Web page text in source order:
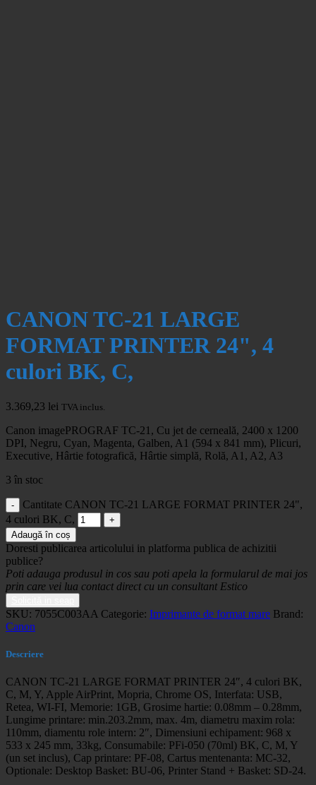
CANON TC-21 LARGE
FORMAT PRINTER 24", 4
culori BK, C,
3.369,23 lei TVA inclus.
Canon imagePROGRAF TC-21, Cu jet de cerneală, 2400 x 1200
DPI, Negru, Cyan, Magenta, Galben, A1 (594 x 841 mm), Plicuri,
Executive, Hârtie fotografică, Hârtie simplă, Rolă, A1, A2, A3
3 în stoc
Cantitate CANON TC-21 LARGE FORMAT PRINTER 24",
4 culori BK, C,
Adaugă în coș
Doresti publicarea articolului in platforma publica de achizitii
publice?
Poti adauga produsul in cos sau poti apela la formularul de mai jos
prin care vei lua contact direct cu un consultant Estico
SKU: 7055C003AA Categorie: Imprimante de format mare Brand:
Canon
Descriere
CANON TC-21 LARGE FORMAT PRINTER 24″, 4 culori BK,
C, M, Y, Apple AirPrint, Mopria, Chrome OS, Interfata: USB,
Retea, WI-FI, Memorie: 1GB, Grosime hartie: 0.08mm – 0.28mm,
Lungime printare: min.203.2mm, max. 4m, diametru maxim rola:
110mm, diamentu role intern: 2″, Dimensiuni echipament: 968 x
533 x 245 mm, 33kg, Consumabile: PFi-050 (70ml) BK, C, M, Y
(un set inclus), Cap printare: PF-08, Cartus mentenanta: MC-32,
Optionale: Desktop Basket: BU-06, Printer Stand + Basket: SD-24.